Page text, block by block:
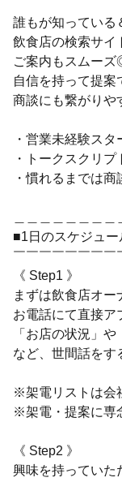
誰もが知っている
飲食店の検索サイ
ご案内もスムー
自信を持って提案
商談にも繋がりや
・営業未経験ス
・トークスクリ
・慣れるまでは
■1日のスケジュー
￣￣￣￣￣￣￣￣
《 Step1 》
まずは飲食店オー
お電話にて直接
「お店の状況」や
など、世間話をす
※架電リストは会
※架電・提案に専
《 Step2 》
興味を持っていた